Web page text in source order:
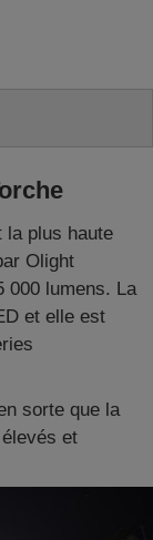
la plus haute
Olight
000 lumens. La
et elle est
sorte que la
et